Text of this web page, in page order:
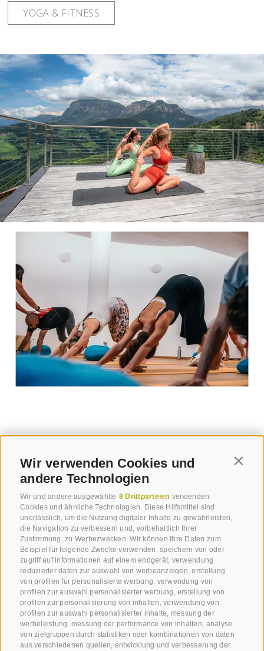
Wir verwenden Cookies und
andere Technologien
Wir und andere ausgewählte 8 Drittparteien verwenden
Cookies und ähnliche Technologien. Diese Hilfsmittel sind
unerlässlich, um die Nutzung digitaler Inhalte zu gewährleisten,
die Navigation zu verbessern und, vorbehaltlich Ihrer
Zustimmung, zu Werbezwecken. Wir können Ihre Daten zum
Beispiel für folgende Zwecke verwenden: speichern von oder
zugriff auf informationen auf einem endgerät, verwendung
reduzierter daten zur auswahl von werbeanzeigen, erstellung
von profilen für personalisierte werbung, verwendung von
profilen zur auswahl personalisierter werbung, erstellung von
profilen zur personalisierung von inhalten, verwendung von
profilen zur auswahl personalisierter inhalte, messung der
werbeleistung, messung der performance von inhalten, analyse
von zielgruppen durch statistiken oder kombinationen von daten
aus verschiedenen quellen, entwicklung und verbesserung der
YOGA & FITNESS
Bei unseren Angeboten wird jeder
fündig ...